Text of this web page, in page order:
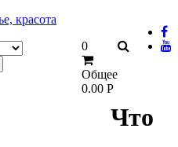
0
Общее
0.00 Р
Что